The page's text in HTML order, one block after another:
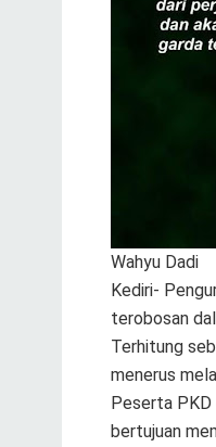
Wahyu Dadi
Kediri-
terobosan
Terhitung
menerus
Peserta PKD
bertujuan